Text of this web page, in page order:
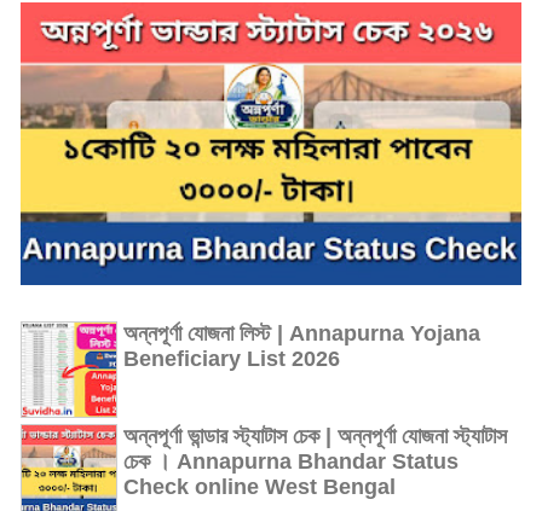
অন্নপূর্ণা যোজনা লিস্ট | Annapurna Yojana
Beneficiary List 2026
অন্নপূর্ণা ভান্ডার স্ট্যাটাস চেক | অন্নপূর্ণা যোজনা স্ট্যাটাস
চেক । Annapurna Bhandar Status
Check online West Bengal